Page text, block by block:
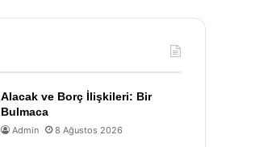
Alacak ve Borç İlişkileri: Bir
Bulmaca
Admin 8 Ağustos 2026